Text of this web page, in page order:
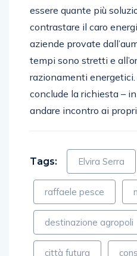
essere quante più
contrastare il caro
aziende provate
tempi sono stretti e
razionamenti energetici.
conclude la richiesta –
andare incontro ai
Tags: Elvira Serra
raffaele pesce
destinazione agropoli
città futura